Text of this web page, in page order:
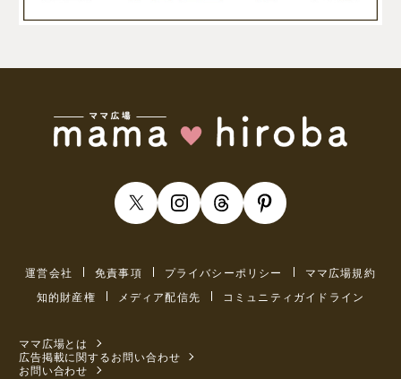
運営会社 免責事項 プライバシーポリシー
ママ広場規約
知的財産権
メディア配信先 コミュニティガイドライン
ママ広場とは
広告掲載に関するお問い合わせ
お問い合わせ